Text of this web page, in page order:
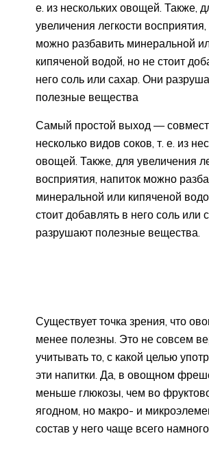
е. из нескольких овощей. Также,
увеличения легкости
можно разбавить минеральной
кипяченой водой, но не стоит
него соль или сахар. Они
полезные вещества
Самый простой выход —
несколько видов соков, т. е. из
овощей. Также, для увеличения
восприятия, напиток можно
минеральной или кипяченой
стоит добавлять в него соль или
разрушают полезные вещества.
Существует точка зрения, что
менее полезны. Это не совсем
учитывать то, с какой целью
эти напитки. Да, в овощном
меньше глюкозы, чем во
ягодном, но макро- и
состав у него чаще всего